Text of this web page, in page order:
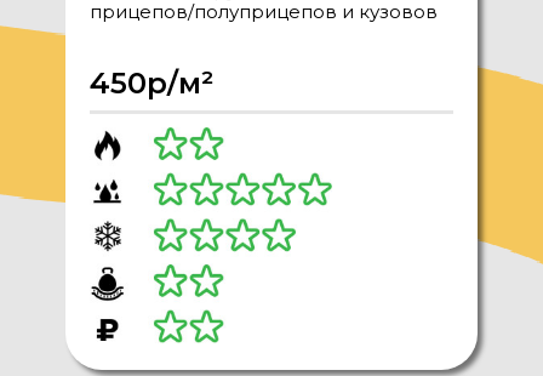
450р/м²
прицепов/полуприцепов и кузовов